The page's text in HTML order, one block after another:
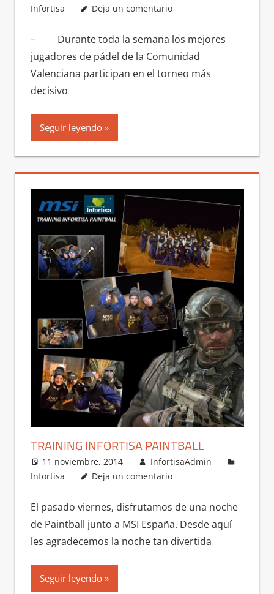
Infortisa Deja un comentario
– Durante toda la semana los mejores
jugadores de pádel de la Comunidad
Valenciana participan en el torneo más
decisivo
Seguir leyendo
TRAINING INFORTISA PAINTBALL
11 noviembre, 2014
InfortisaAdmin
Infortisa
Deja un comentario
El pasado viernes, disfrutamos de una noche
de Paintball junto a MSI España. Desde aquí
les agradecemos la noche tan divertida
Seguir leyendo